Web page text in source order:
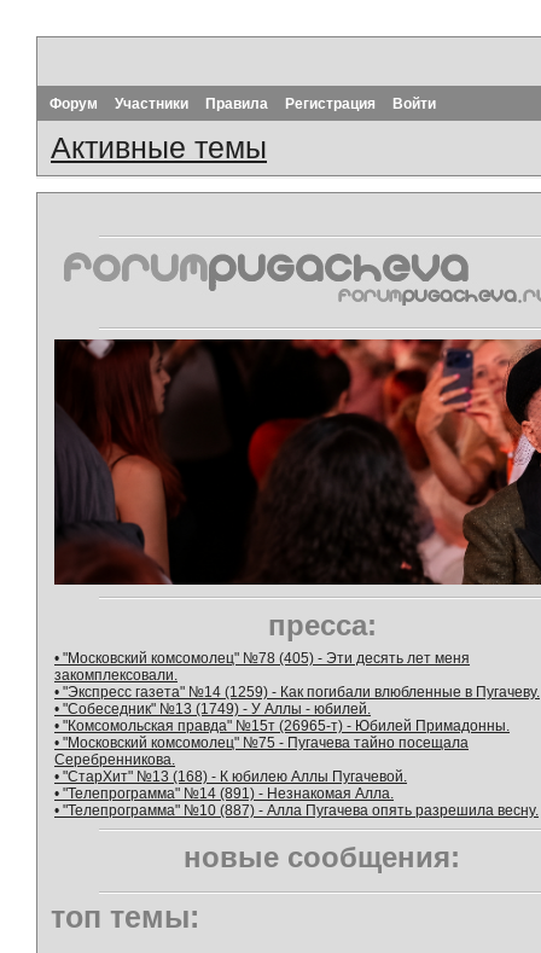
Форум Участники Правила Регистрация Войти
Активные темы
пресса:
• "Московский комсомолец" №78 (405) - Эти десять лет меня
закомплексовали.
• "Экспресс газета" №14 (1259) - Как погибали влюбленные в Пугачеву.
• "Собеседник" №13 (1749) - У Аллы - юбилей.
• "Комсомольская правда" №15т (26965-т) - Юбилей Примадонны.
• "Московский комсомолец" №75 - Пугачева тайно посещала
Серебренникова.
• "СтарХит" №13 (168) - К юбилею Аллы Пугачевой.
• "Телепрограмма" №14 (891) - Незнакомая Алла.
• "Телепрограмма" №10 (887) - Алла Пугачева опять разрешила весну.
новые сообщения:
топ темы: